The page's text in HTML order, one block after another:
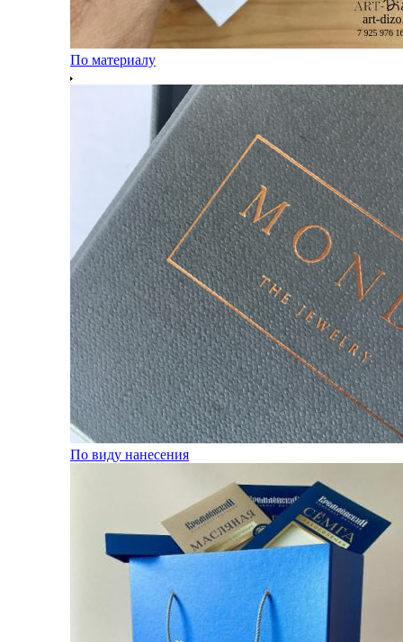
По материалу
По виду нанесения